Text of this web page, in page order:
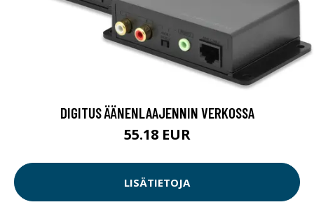
DIGITUS ÄÄNENLAAJENNIN VERKOSSA
55.18 EUR
LISÄTIETOJA